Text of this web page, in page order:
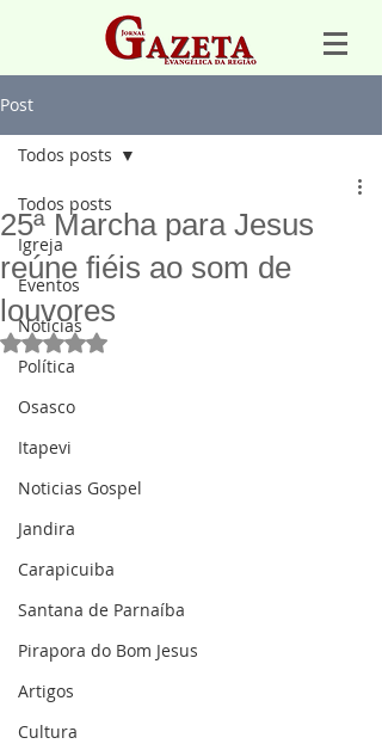
Post
Todos posts
Igreja
Eventos
Notícias
Política
Osasco
Itapevi
Noticias Gospel
Jandira
Carapicuiba
Santana de Parnaíba
Pirapora do Bom Jesus
Artigos
Cultura
Todos posts
25ª Marcha para Jesus
reúne fiéis ao som de
louvores
Avaliado com NaN de 5 estrelas.